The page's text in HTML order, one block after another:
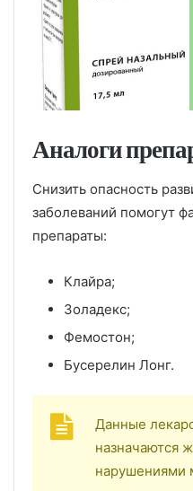
Аналоги
Снизить опасность
заболеваний помогут
препараты:
Клайра;
Золадекс;
Фемостон;
Бусерелин Лонг.
Данные
назначаются
нарушениями